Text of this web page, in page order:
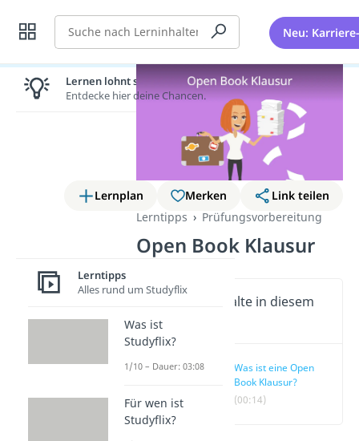
Suche Neu:
Lernplan Merken
Link teilen
Lerntipps
Prüfungsvorbereitung
Open Book Klausur
Wichtige Inhalte in diesem
Video
Was ist eine Open
Book Klausur?
(00:14)
Lernen lohnt sich!
Entdecke hier deine Chancen.
Lerntipps
Alles rund um Studyflix
Was ist
Studyflix?
1/10 – Dauer: 03:08
Für wen ist
Studyflix?